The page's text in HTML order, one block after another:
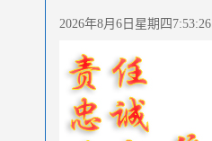
2026年8月6日星期四7:53:27